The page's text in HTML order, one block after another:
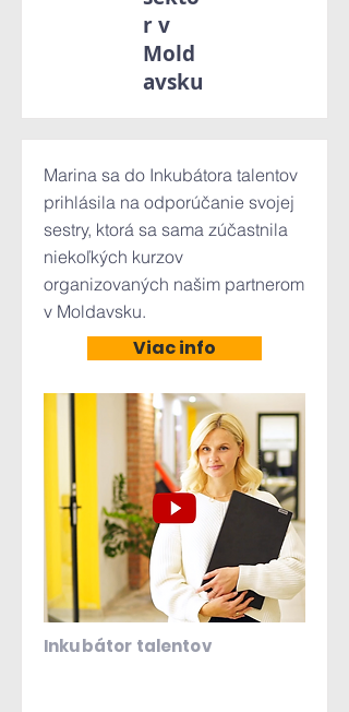
r v
Mold
avsku
Marina sa do Inkubátora talentov
prihlásila na odporúčanie svojej
sestry, ktorá sa sama zúčastnila
niekoľkých kurzov
organizovaných našim partnerom
v Moldavsku.
Viac info
Inkubátor talentov